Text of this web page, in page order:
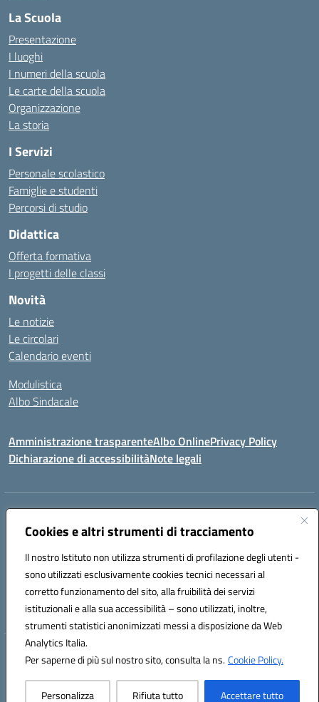
Cookies e altri strumenti di tracciamento
Il nostro Istituto non utilizza strumenti di profilazione degli utenti -
sono utilizzati esclusivamente cookies tecnici necessari al
corretto funzionamento del sito, alla fruibilità dei servizi
istituzionali e alla sua accessibilità – sono utilizzati, inoltre,
strumenti statistici anonimizzati messi a disposizione da Web
Analytics Italia.
Per saperne di più sul nostro sito, consulta la ns.Cookie Policy.
Personalizza Rifiuta tutto Accettare tutto
La Scuola
Presentazione
I luoghi
I numeri della scuola
Le carte della scuola
Organizzazione
La storia
I Servizi
Personale scolastico
Famiglie e studenti
Percorsi di studio
Didattica
Offerta formativa
I progetti delle classi
Novità
Le notizie
Le circolari
Calendario eventi
Modulistica
Albo Sindacale
Amministrazione trasparenteAlbo OnlinePrivacy Policy
Dichiarazione di accessibilitàNote legali
Indirizzo:
Centralino:0994722507 Email:TAIC873006@istruzione.it
Codice fiscale: 90279480736
Codice meccanografico:
TAIC873006
Codice unico di fatturazione (CUF): 488XBQ
Hosting & Powered by 3D Solution S.r.l.
Concept & Design by Designers Italia